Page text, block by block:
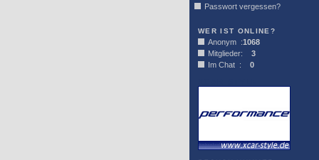
Passwort vergessen?
WER IST ONLINE?
Anonym :1068
Mitglieder: 3
Im Chat : 0